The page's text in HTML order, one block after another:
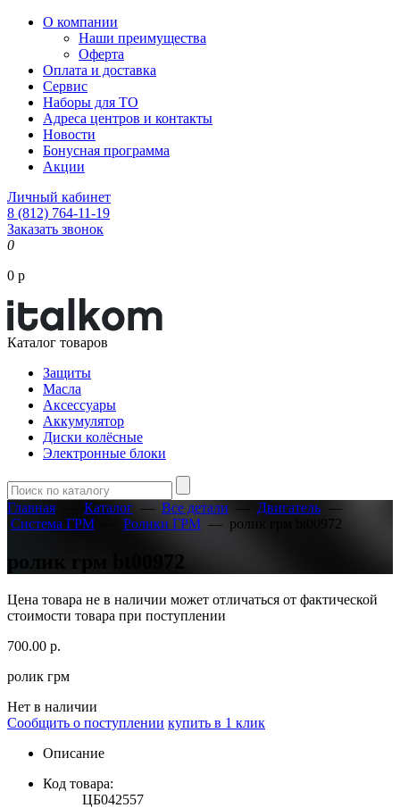
О компании
Наши преимущества
Оферта
Оплата и доставка
Сервис
Наборы для ТО
Адреса центров и контакты
Новости
Бонусная программа
Акции
Личный кабинет
8 (812) 764-11-19
Заказать звонок
0
0 р
Каталог товаров
Защиты
Масла
Аксессуары
Аккумулятор
Диски колёсные
Электронные блоки
Главная Каталог — Все детали — Двигатель —
Система ГРМ
Ролики ГРМ — ролик грм bt00972
ролик грм bt00972
Цена товара не в наличии может отличаться от фактической
стоимости товара при поступлении
700.00 р.
ролик грм
Нет в наличии
Сообщить о поступлении купить в 1 клик
Описание
Код товара:
ЦБ042557